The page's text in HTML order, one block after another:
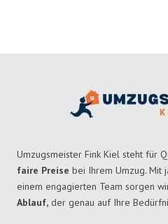
Umzugsmeister Fink Kiel steht für
faire Preise bei Ihrem Umzug. Mit
einem engagierten Team sorgen
Ablauf, der genau auf Ihre